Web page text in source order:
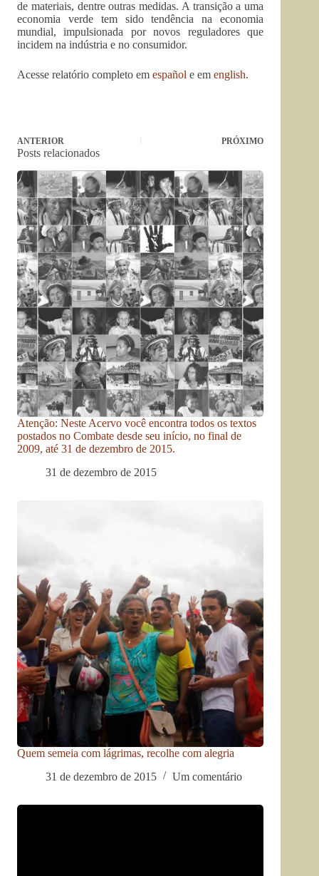
de materiais, dentre outras medidas. A transição a uma
economia verde tem sido tendência na economia
mundial, impulsionada por novos reguladores que
incidem na indústria e no consumidor.
Acesse relatório completo em español e em english.
ANTERIOR PRÓXIMO
Posts relacionados
Atenção: Neste Acervo você encontra todos os textos
postados no Combate desde seu início, no final de
2009, até 31 de dezembro de 2015.
31 de dezembro de 2015
Quem semeia com lágrimas, recolhe com alegria
31 de dezembro de 2015
Um comentário